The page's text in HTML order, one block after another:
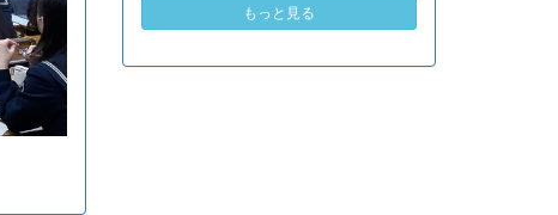
の更新プログラムを一挙にリリー
スしました。 具体的には、各検
もっと見る